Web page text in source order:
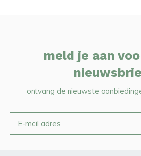
meld je aan
ontvang de nieuwste